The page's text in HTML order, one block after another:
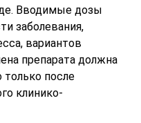
Вводимые дозы
заболевания,
вариантов
препарата должна
только после
клинико-